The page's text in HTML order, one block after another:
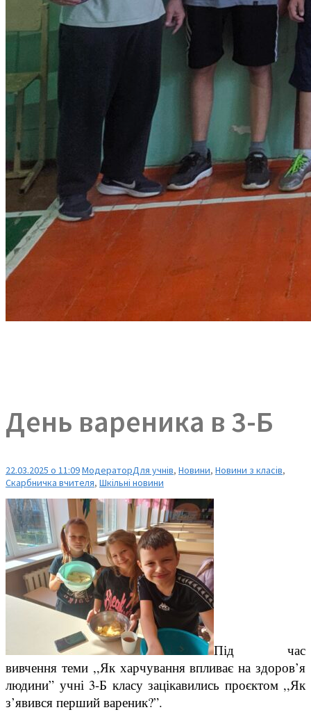
День вареника в 3-Б
22.03.2025 о 11:09МодераторДля учнів, Новини, Новини з класів,
Скарбничка вчителя, Шкільні новини
Під час
вивчення теми ,,Як харчування впливає на здоров’я
людини” учні 3-Б класу зацікавились проєктом ,,Як
з’явився перший вареник?”.